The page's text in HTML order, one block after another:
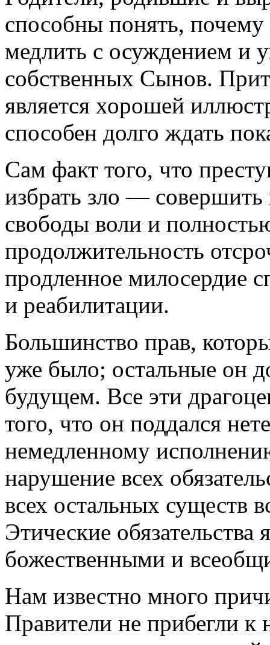
способны понять,
медлить с осуждением и
собственных Сынов.
является хорошей
способен долго ждать
Сам факт того, что
избрать зло —
свободы воли и
продолжительность
продленное милосердие
и реабилитации.
Большинство прав,
уже было; остальные он
будущем. Все эти
того, что он поддался
немедленному
нарушение всех
всех остальных существ
Этические
божественными и
Нам известно много
Правители не прибегли